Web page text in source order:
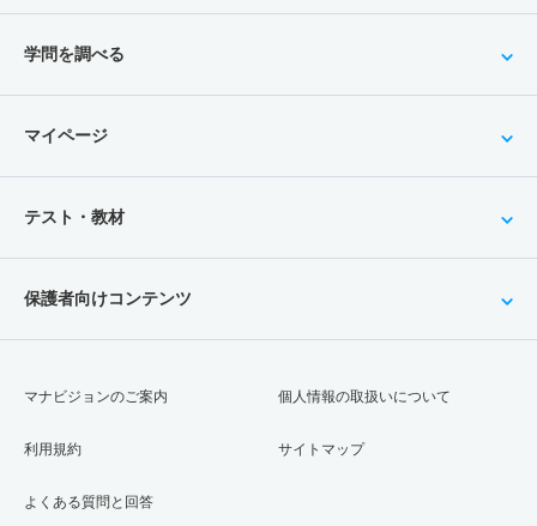
学問を調べる
マイページ
テスト・教材
保護者向けコンテンツ
マナビジョンのご案内
利用規約
よくある質問と回答
個人情報の取扱いについて
サイトマップ